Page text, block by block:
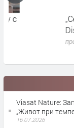
„Седмицата на
Viasat Nature:
„Живот при
16.07.2026